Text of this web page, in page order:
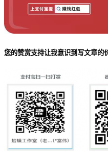
您的赞赏支持让我意识到写文章的